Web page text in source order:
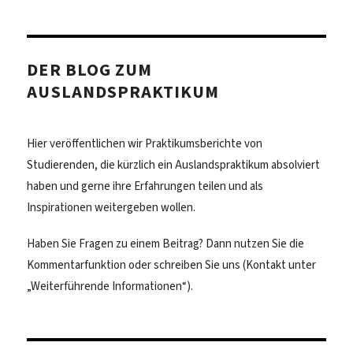
der
Botschaft
in
DER BLOG ZUM
AUSLANDSPRAKTIKUM
Hier veröffentlichen wir Praktikumsberichte von
Studierenden, die kürzlich ein Auslandspraktikum absolviert
haben und gerne ihre Erfahrungen teilen und als
Inspirationen weitergeben wollen.
Haben Sie Fragen zu einem Beitrag? Dann nutzen Sie die
Kommentarfunktion oder schreiben Sie uns (Kontakt unter
„Weiterführende Informationen“).